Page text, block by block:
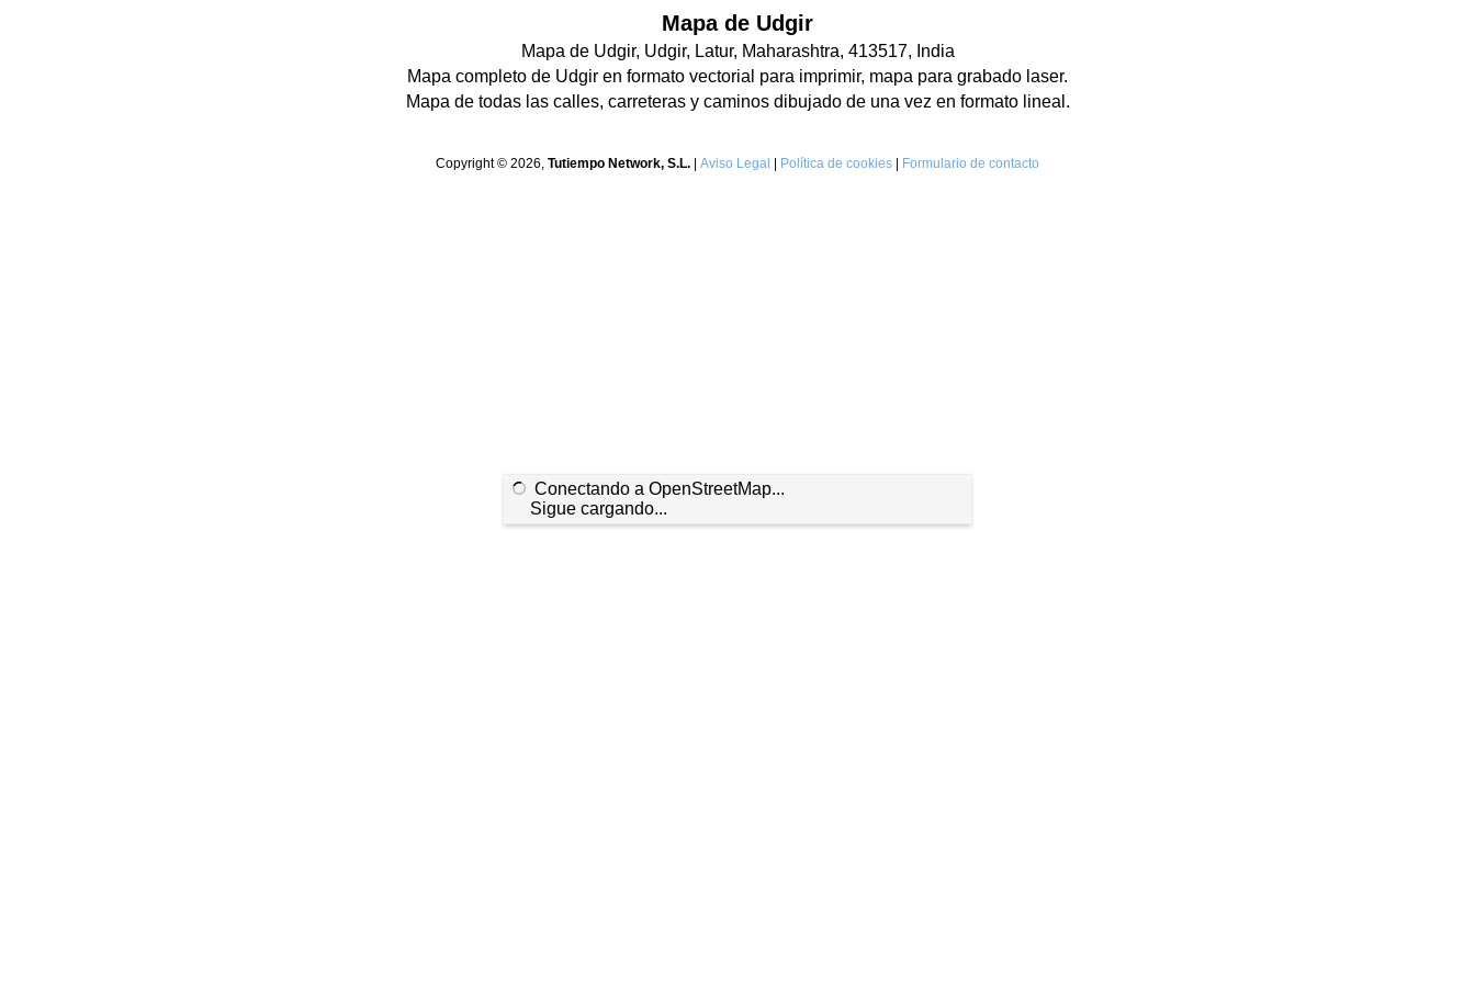
Conectando a OpenStreetMap...
Sigue cargando...
Mapa de Udgir
Mapa de Udgir, Udgir, Latur, Maharashtra, 413517, India
Mapa completo de Udgir en formato vectorial para imprimir, mapa para grabado laser.
Mapa de todas las calles, carreteras y caminos dibujado de una vez en formato lineal.
Copyright © 2026, Tutiempo Network, S.L. Aviso Legal Política de cookies Formulario de contacto